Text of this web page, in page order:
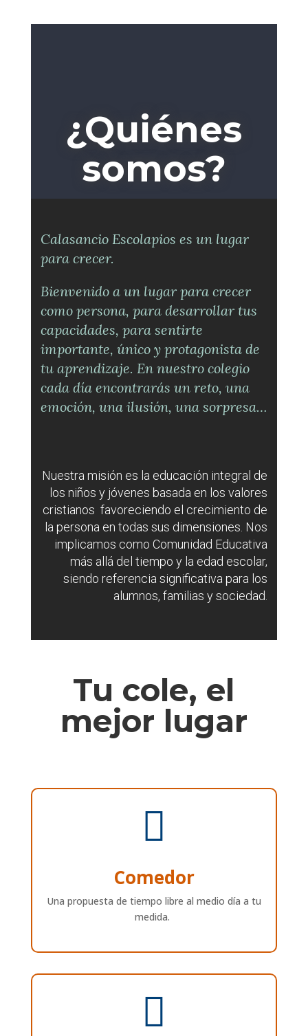
¿Quiénes
somos?
Calasancio Escolapios es un lugar
para crecer.
Bienvenido a un lugar para crecer
como persona, para desarrollar tus
capacidades, para sentirte
importante, único y protagonista de
tu aprendizaje. En nuestro colegio
cada día encontrarás un reto, una
emoción, una ilusión, una sorpresa…
Nuestra misión es la educación integral de
los niños y jóvenes basada en los valores
cristianos favoreciendo el crecimiento de
la persona en todas sus dimensiones. Nos
implicamos como Comunidad Educativa
más allá del tiempo y la edad escolar,
siendo referencia significativa para los
alumnos, familias y sociedad.
Tu cole, el
mejor lugar

Comedor
Una propuesta de tiempo libre al medio día a tu
medida.
